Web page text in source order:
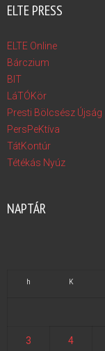
ELTE PRESS
ELTE Online
Bárczium
BIT
LáTÓKör
Presti Bölcsész Újság
PersPeKtíva
TátKontúr
Tétékás Nyúz
NAPTÁR
h K
3 4